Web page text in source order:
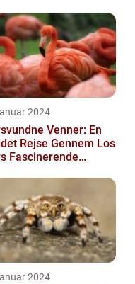
hårde o...
2024
Venner: En
Rejse Gennem Los
Fascinerende
2024